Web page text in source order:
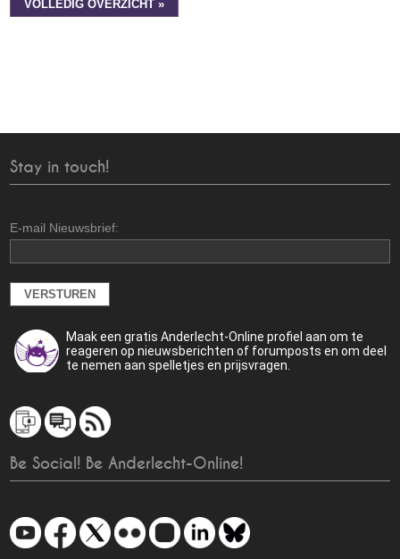
VOLLEDIG OVERZICHT »
Stay in touch!
E-mail Nieuwsbrief:
Maak een gratis Anderlecht-Online profiel aan om te
reageren op nieuwsberichten of forumposts en om deel
te nemen aan spelletjes en prijsvragen.
Be Social! Be Anderlecht-Online!